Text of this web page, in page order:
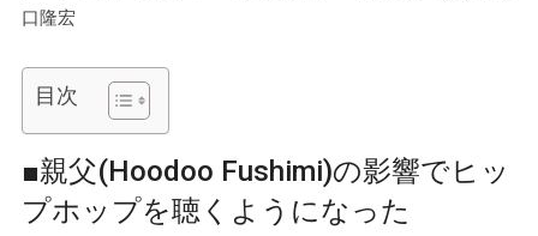
口隆宏
目次
■親父(Hoodoo Fushimi)の影響でヒッ
プホップを聴くようになった